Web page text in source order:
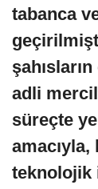
tabanca
adli
süreçte
teknolojik